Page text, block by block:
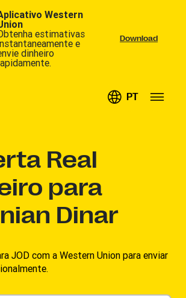
Western
estimativas
e
dinheiro
Download
PT
Real
para
Dinar
JOD com a Western Union para enviar